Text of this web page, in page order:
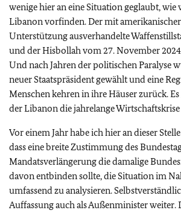
wenige hier an eine Situation geglaubt, wie
Libanon vorfinden. Der mit
Unterstützung ausverhandelte
und der Hisbollah vom 27. November
Und nach Jahren der politischen Paralyse
neuer Staatspräsident gewählt und eine
Menschen kehren in ihre Häuser zurück.
der Libanon die jahrelange
Vor einem Jahr habe ich hier an dieser
dass eine breite Zustimmung des
Mandatsverlängerung die damalige
davon entbinden sollte, die Situation im
umfassend zu analysieren.
Auffassung auch als Außenminister weiter.